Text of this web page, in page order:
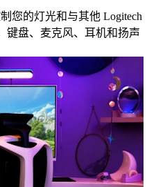
您的灯光和与其他 Logitech
键盘、麦克风、耳机和扬声